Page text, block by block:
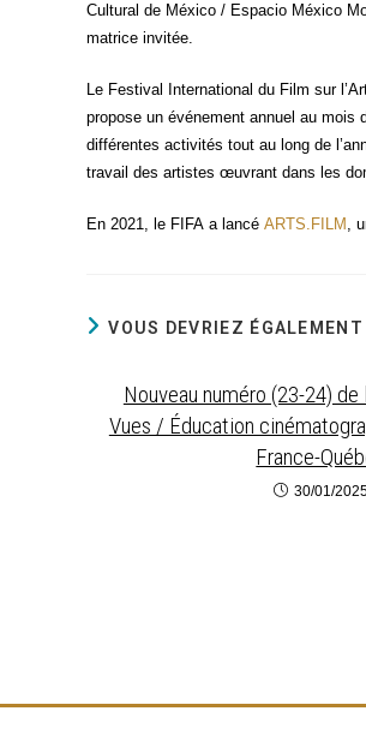
Cultu­ral de Méxi­co / Espa­cio Méxi­co
ma­trice invitée.
Le Fes­ti­val Inter­na­tio­nal du Film sur
pro­pose un évé­ne­ment annuel au mois
dif­fé­rentes acti­vi­tés tout au long de
tra­vail des artistes œuvrant dans les
En 2021, le FIFA a lan­cé ARTS.FILM ,
VOUS DEVRIEZ ÉGALEMENT
Nouveau numéro (23-24)
Vues / Éducation
France-
30/01/